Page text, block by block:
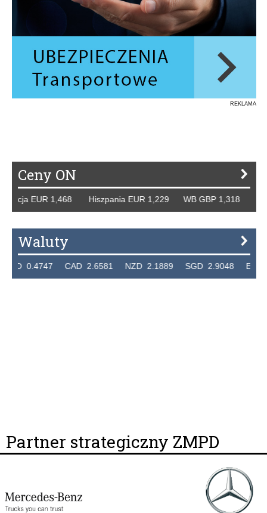
REKLAMA
Ceny ON
1,468 Hiszpania EUR 1,229 WB GBP 1,318 Rosja
Waluty
CAD 2.6581 NZD 2.1889 SGD 2.9048 EUR
Partner strategiczny ZMPD